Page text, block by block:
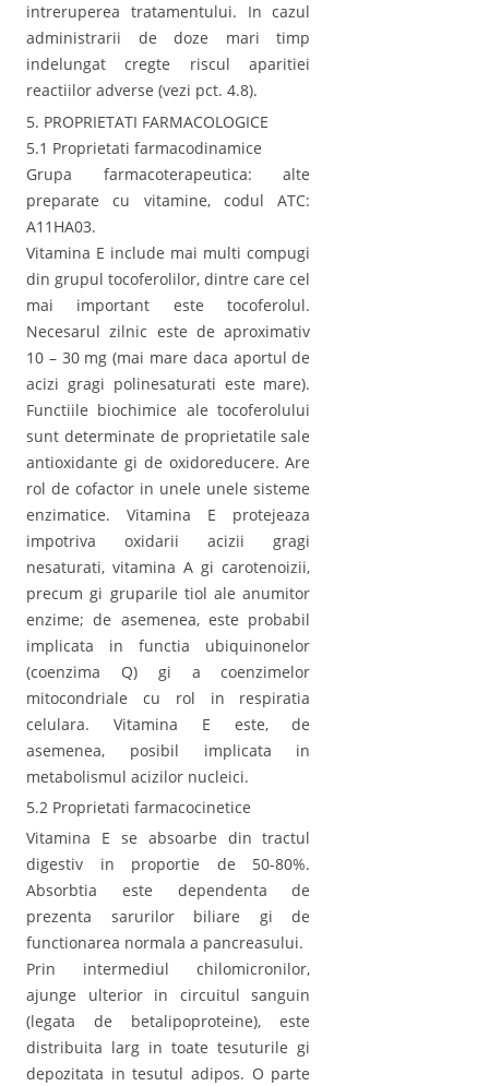
intreruperea tratamentului. In cazul
administrarii de doze mari timp
indelungat cregte riscul aparitiei
reactiilor adverse (vezi pct. 4.8).
5. PROPRIETATI FARMACOLOGICE
5.1 Proprietati farmacodinamice
Grupa farmacoterapeutica: alte
preparate cu vitamine, codul ATC:
A11HA03.
Vitamina E include mai multi compugi
din grupul tocoferolilor, dintre care cel
mai important este tocoferolul.
Necesarul zilnic este de aproximativ
10 – 30 mg (mai mare daca aportul de
acizi gragi polinesaturati este mare).
Functiile biochimice ale tocoferolului
sunt determinate de proprietatile sale
antioxidante gi de oxidoreducere. Are
rol de cofactor in unele unele sisteme
enzimatice. Vitamina E protejeaza
impotriva oxidarii acizii gragi
nesaturati, vitamina A gi carotenoizii,
precum gi gruparile tiol ale anumitor
enzime; de asemenea, este probabil
implicata in functia ubiquinonelor
(coenzima Q) gi a coenzimelor
mitocondriale cu rol in respiratia
celulara. Vitamina E este, de
asemenea, posibil implicata in
metabolismul acizilor nucleici.
5.2 Proprietati farmacocinetice
Vitamina E se absoarbe din tractul
digestiv in proportie de 50-80%.
Absorbtia este dependenta de
prezenta sarurilor biliare gi de
functionarea normala a pancreasului.
Prin intermediul chilomicronilor,
ajunge ulterior in circuitul sanguin
(legata de betalipoproteine), este
distribuita larg in toate tesuturile gi
depozitata in tesutul adipos. O parte